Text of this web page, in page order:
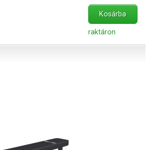
Kosárba
raktáron